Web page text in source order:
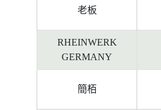
老板
RHEINWERK
GERMANY
簡栢